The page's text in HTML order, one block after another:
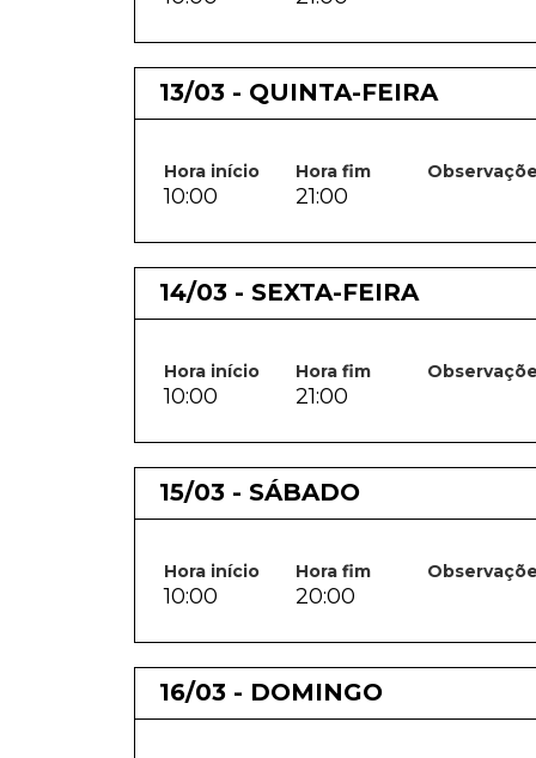
13/03 - QUINTA-FEIRA
Hora início Hora fim
10:00 21:00
14/03 - SEXTA-FEIRA
Hora início Hora fim
10:00 21:00
15/03 - SÁBADO
Hora início Hora fim
10:00 20:00
16/03 - DOMINGO